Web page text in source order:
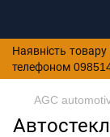
Наявність
телефоном
AGC